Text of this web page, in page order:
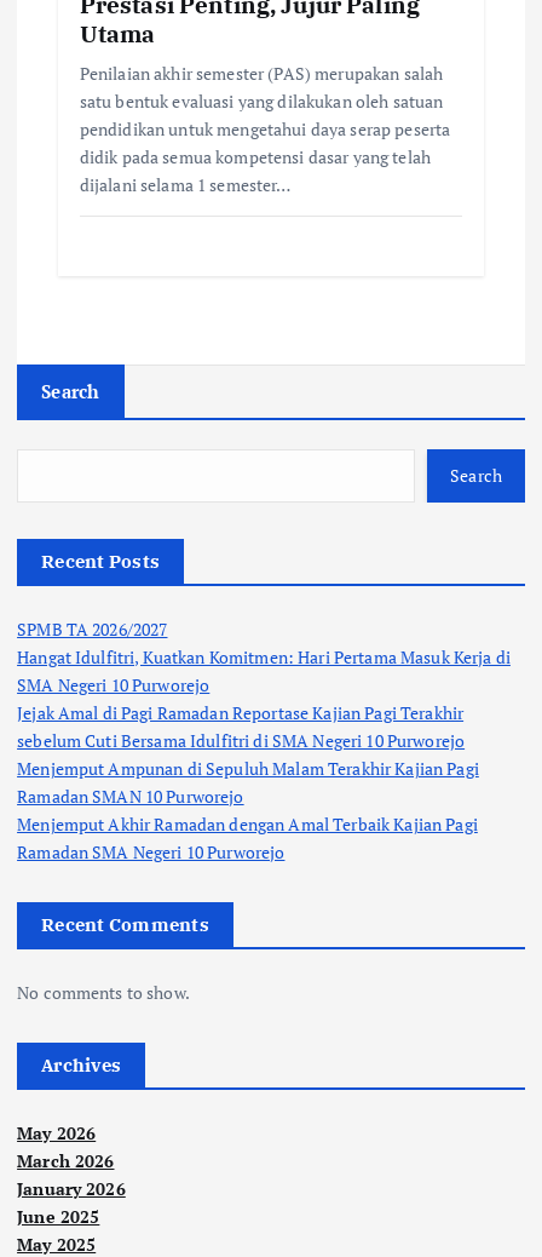
Utama
Penilaian akhir semester (PAS) merupakan salah
satu bentuk evaluasi yang dilakukan oleh satuan
pendidikan untuk mengetahui daya serap peserta
didik pada semua kompetensi dasar yang telah
dijalani selama 1 semester…
Search
Search
Recent Posts
SPMB TA 2026/2027
Hangat Idulfitri, Kuatkan Komitmen: Hari Pertama Masuk Kerja di
SMA Negeri 10 Purworejo
Jejak Amal di Pagi Ramadan Reportase Kajian Pagi Terakhir
sebelum Cuti Bersama Idulfitri di SMA Negeri 10 Purworejo
Menjemput Ampunan di Sepuluh Malam Terakhir Kajian Pagi
Ramadan SMAN 10 Purworejo
Menjemput Akhir Ramadan dengan Amal Terbaik Kajian Pagi
Ramadan SMA Negeri 10 Purworejo
Recent Comments
No comments to show.
Archives
May 2026
March 2026
January 2026
June 2025
May 2025